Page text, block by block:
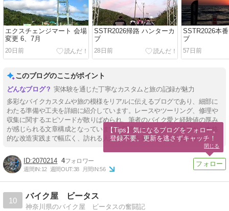
エクスチェンジマート 会場
変更 6、7月
20日前
SSTR2026帰路 ハンターカ
ブ
28日前
SSTR2026本
ブ
57日前
このブログのここがポイント
実体験を通じた丁寧なカスタムと旅の記録が魅力
多彩なバイクカスタムや旅の模様をリアルに伝えるブログであり、細部に
わたる準備や工夫を詳細に紹介しています。レースやツーリング、修理や
収集に関するエピソードが散りばめられ、筆者のバイク愛と経験値の厚み
が感じられる文章構成となっています。日常のちょっとした発見から本格
的な改造実践まで幅広く、訪れる人が好奇心を刺激される内容です。
2070214 4
週間IN:12 週間OUT:38 月間IN:56
10
バイク屋 ビータス
神奈川県のバイク屋 ビータスの奮闘記
【Tips】気になるブログをフォロー。
登録不要。更新を逃さずキャッチ！
閉じる